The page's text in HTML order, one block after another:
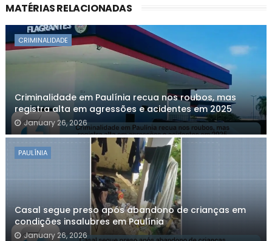
MATÉRIAS RELACIONADAS
CRIMINALIDADE
Criminalidade em Paulínia recua nos roubos, mas
registra alta em agressões e acidentes em 2025
January 26, 2026
PAULÍNIA
Casal segue preso após abandono de crianças em
condições insalubres em Paulínia
January 26, 2026